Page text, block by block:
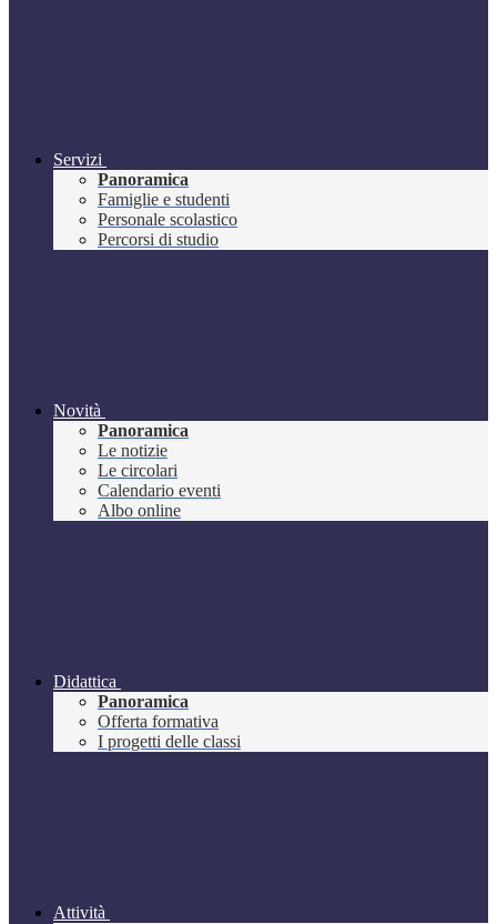
Servizi
Panoramica
Famiglie e studenti
Personale scolastico
Percorsi di studio
Novità
Panoramica
Le notizie
Le circolari
Calendario eventi
Albo online
Didattica
Panoramica
Offerta formativa
I progetti delle classi
Attività